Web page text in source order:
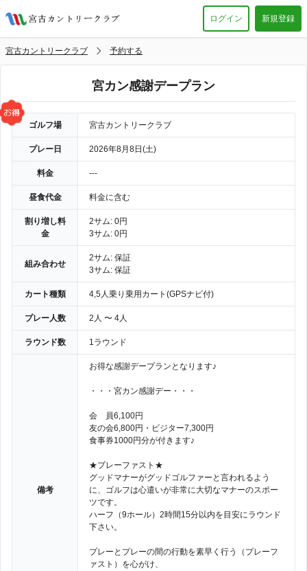
ログイン 新規登録
宮古カントリークラブ 予約する
宮カン感謝デープラン
ゴルフ場 宮古カントリークラブ
プレー日 2026年8月8日(土)
料金 ---
昼食代金 料金に含む
割り増し料
金
2サム: 0円
3サム: 0円
組み合わせ
2サム: 保証
3サム: 保証
カート種類 4,5人乗り乗用カート(GPSナビ付)
プレー人数 2人 〜 4人
ラウンド数 1ラウンド
備考
お得な感謝デープランとなります♪
・・・宮カン感謝デー・・・
会 員6,100円
友の会6,800円・ビジター7,300円
食事券1000円分が付きます♪
★プレーファスト★
グッドマナーがグッドゴルファーと言われるよう
に、ゴルフは心遣いが非常に大切なマナーのスポー
ツです。
ハーフ（9ホール）2時間15分以内を目安にラウンド
下さい。
プレーとプレーの間の行動を素早く行う（プレーフ
ァスト）を心がけ、